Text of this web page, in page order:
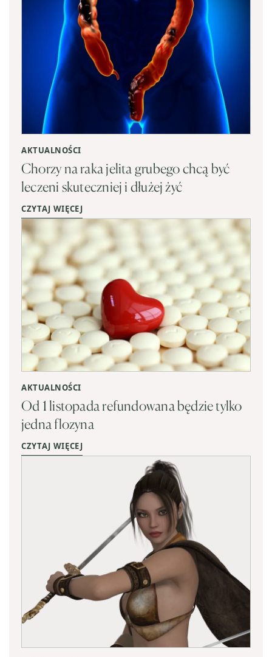
AKTUALNOŚCI
Chorzy na raka jelita grubego chcą być
leczeni skuteczniej i dłużej żyć
CZYTAJ WIĘCEJ
AKTUALNOŚCI
Od 1 listopada refundowana będzie tylko
jedna flozyna
CZYTAJ WIĘCEJ